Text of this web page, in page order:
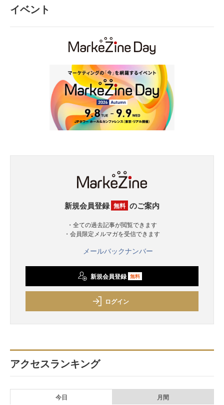
イベント
新規会員登録 無料 のご案内
・全ての過去記事が閲覧できます
・会員限定メルマガを受信できます
メールバックナンバー
新規会員登録 無料
ログイン
アクセスランキング
今日 月間